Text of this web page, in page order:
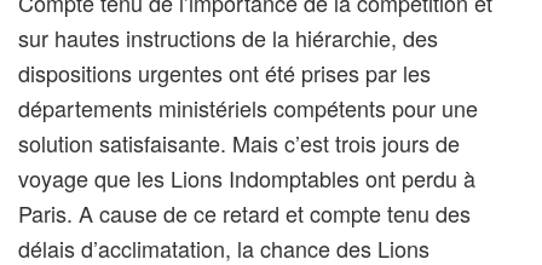
sur hautes instructions de la hiérarchie, des
dispositions urgentes ont été prises par les
départements ministériels compétents pour une
solution satisfaisante. Mais c’est trois jours de
voyage que les Lions Indomptables ont perdu à
Paris. A cause de ce retard et compte tenu des
délais d’acclimatation, la chance des Lions